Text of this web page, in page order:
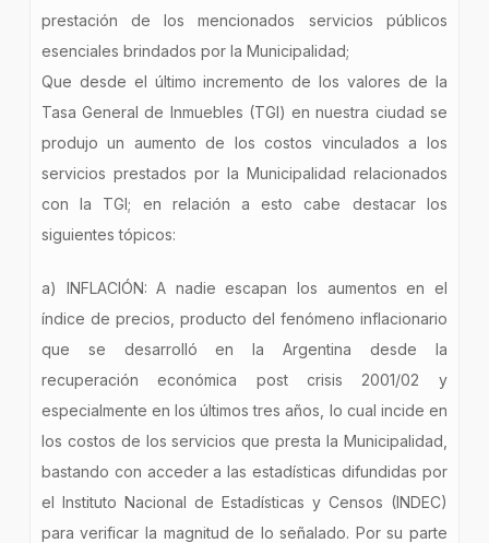
prestación de los mencionados servicios públicos
esenciales brindados por la Municipalidad;
Que desde el último incremento de los valores de la
Tasa General de Inmuebles (TGI) en nuestra ciudad se
produjo un aumento de los costos vinculados a los
servicios prestados por la Municipalidad relacionados
con la TGI; en relación a esto cabe destacar los
siguientes tópicos:
a) INFLACIÓN: A nadie escapan los aumentos en el
índice de precios, producto del fenómeno inflacionario
que se desarrolló en la Argentina desde la
recuperación económica post crisis 2001/02 y
especialmente en los últimos tres años, lo cual incide en
los costos de los servicios que presta la Municipalidad,
bastando con acceder a las estadísticas difundidas por
el Instituto Nacional de Estadísticas y Censos (INDEC)
para verificar la magnitud de lo señalado. Por su parte